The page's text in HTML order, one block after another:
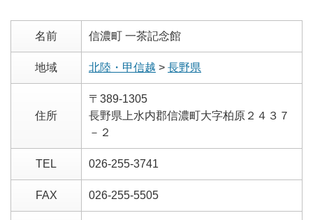
名前 信濃町 一茶記念館
地域 北陸・甲信越 > 長野県
住所
〒389-1305
長野県上水内郡信濃町大字柏原２４３７
－２
TEL 026-255-3741
FAX 026-255-5505